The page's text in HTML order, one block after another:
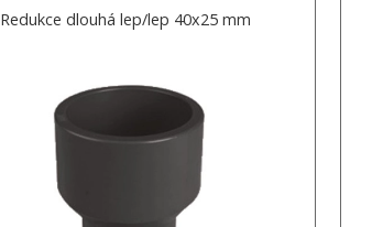
Redukce dlouhá lep/lep 40x25 mm